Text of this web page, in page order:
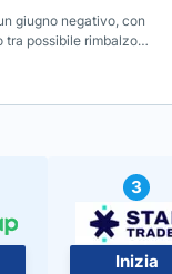
giugno negativo, con
possibile rimbalzo
3
Inizia